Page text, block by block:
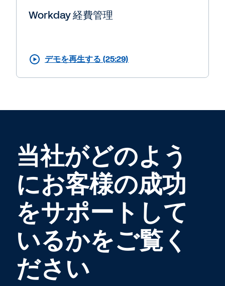
Workday 経費管理
デモを再生する (25:29)
当社がどのよう
にお客様の成功
をサポートして
いるかをご覧く
ださい